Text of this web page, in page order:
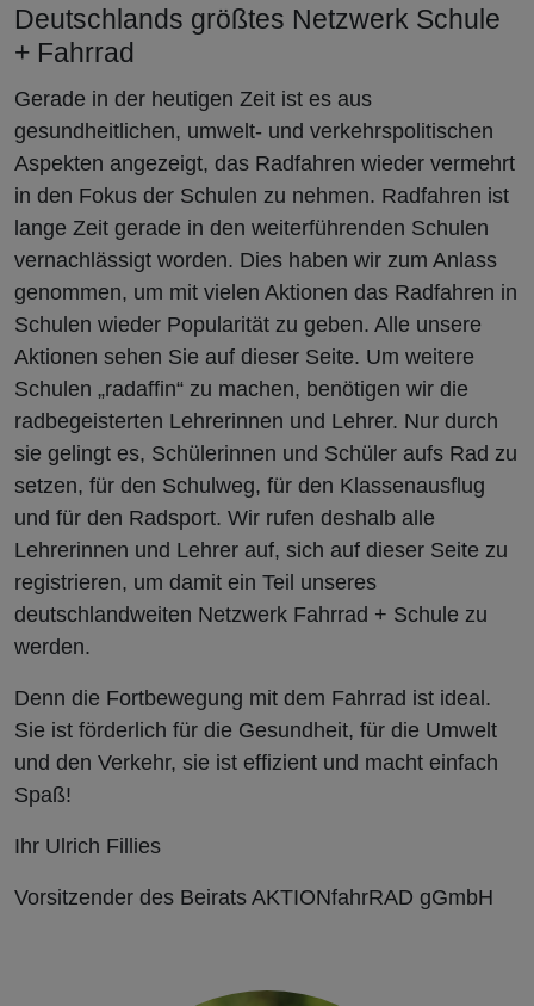
Deutschlands größtes Netzwerk Schule
+ Fahrrad
Gerade in der heutigen Zeit ist es aus
gesundheitlichen, umwelt- und verkehrspolitischen
Aspekten angezeigt, das Radfahren wieder vermehrt
in den Fokus der Schulen zu nehmen. Radfahren ist
lange Zeit gerade in den weiterführenden Schulen
vernachlässigt worden. Dies haben wir zum Anlass
genommen, um mit vielen Aktionen das Radfahren in
Schulen wieder Popularität zu geben. Alle unsere
Aktionen sehen Sie auf dieser Seite. Um weitere
Schulen „radaffin“ zu machen, benötigen wir die
radbegeisterten Lehrerinnen und Lehrer. Nur durch
sie gelingt es, Schülerinnen und Schüler aufs Rad zu
setzen, für den Schulweg, für den Klassenausflug
und für den Radsport. Wir rufen deshalb alle
Lehrerinnen und Lehrer auf, sich auf dieser Seite zu
registrieren, um damit ein Teil unseres
deutschlandweiten Netzwerk Fahrrad + Schule zu
werden.
Denn die Fortbewegung mit dem Fahrrad ist ideal.
Sie ist förderlich für die Gesundheit, für die Umwelt
und den Verkehr, sie ist effizient und macht einfach
Spaß!
Ihr Ulrich Fillies
Vorsitzender des Beirats AKTIONfahrRAD gGmbH